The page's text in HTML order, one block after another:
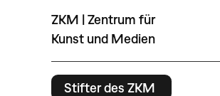
ZKM | Zentrum für
Kunst und Medien
Stifter des ZKM